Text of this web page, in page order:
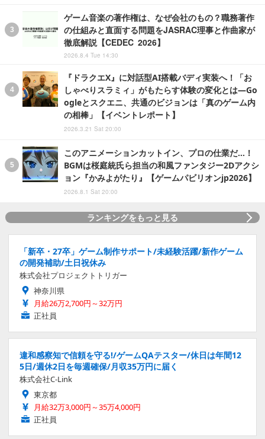
ゲーム音楽の著作権は、なぜ会社のもの？職務著作
の仕組みと直面する問題をJASRAC理事と作曲家が
徹底解説【CEDEC 2026】
2026.8.4 Tue 14:30
『ドラクエX』に対話型AI搭載バディ実装へ！「お
しゃべりスラミィ」がもたらす体験の変化とは―Go
ogleとスクエニ、共通のビジョンは「真のゲーム内
の相棒」【イベントレポート】
2026.3.21 Sat 20:00
このアニメーションカットイン、プロの仕業だ…！
BGMは桜庭統氏ら担当の和風ファンタジー2Dアクシ
ョン『かみよがたり』【ゲームパビリオンjp2026】
2026.8.1 Sat 20:00
ランキングをもっと見る
「新卒・27卒」ゲーム制作サポート/未経験活躍/新作ゲーム
の開発補助/土日祝休み
株式会社プロジェクトトリガー
神奈川県
月給26万2,700円～32万円
正社員
違和感察知で信頼を守る!/ゲームQAテスター/休日は年間12
5日/週休2日を毎週確保/月収35万円に届く
株式会社C-Link
東京都
月給32万3,000円～35万4,000円
正社員